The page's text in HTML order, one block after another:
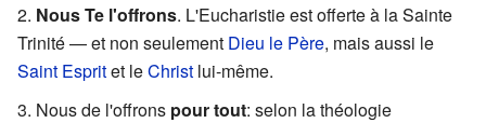
Nous Te l'offrons. L'Eucharistie est offerte à la Sainte
Trinité — et non seulement Dieu le Père, mais aussi le
Saint Espritet leChrist lui-même.
Nous de l'offrons pour tout: selon la théologie